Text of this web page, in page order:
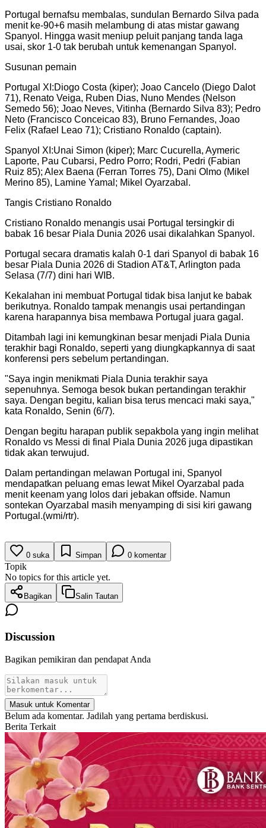
Portugal bernafsu membalas, sundulan Bernardo Silva pada
menit ke-90+6 masih melambung di atas mistar gawang
Spanyol. Hingga wasit meniup peluit panjang tanda laga
usai, skor 1-0 tak berubah untuk kemenangan Spanyol.
Susunan pemain
Portugal XI:Diogo Costa (kiper); Joao Cancelo (Diego Dalot
71), Renato Veiga, Ruben Dias, Nuno Mendes (Nelson
Semedo 56); Joao Neves, Vitinha (Bernardo Silva 83); Pedro
Neto (Francisco Conceicao 83), Bruno Fernandes, Joao
Felix (Rafael Leao 71); Cristiano Ronaldo (captain).
Spanyol XI:Unai Simon (kiper); Marc Cucurella, Aymeric
Laporte, Pau Cubarsi, Pedro Porro; Rodri, Pedri (Fabian
Ruiz 85); Alex Baena (Ferran Torres 75), Dani Olmo (Mikel
Merino 85), Lamine Yamal; Mikel Oyarzabal.
Tangis Cristiano Ronaldo
Cristiano Ronaldo menangis usai Portugal tersingkir di
babak 16 besar Piala Dunia 2026 usai dikalahkan Spanyol.
Portugal secara dramatis kalah 0-1 dari Spanyol di babak 16
besar Piala Dunia 2026 di Stadion AT&T, Arlington pada
Selasa (7/7) dini hari WIB.
Kekalahan ini membuat Portugal tidak bisa lanjut ke babak
berikutnya. Ronaldo tampak menangis usai pertandingan
karena harapannya bisa membawa Portugal juara gagal.
Ditambah lagi ini kemungkinan besar menjadi Piala Dunia
terakhir bagi Ronaldo, seperti yang diungkapkannya di saat
konferensi pers sebelum pertandingan.
"Saya ingin menikmati Piala Dunia terakhir saya
sepenuhnya. Semoga besok bukan pertandingan terakhir
saya. Dengan begitu, kalian bisa terus mencaci maki saya,"
kata Ronaldo, Senin (6/7).
Dengan begitu harapan publik sepakbola yang ingin melihat
Ronaldo vs Messi di final Piala Dunia 2026 juga dipastikan
tidak akan terwujud.
Dalam pertandingan melawan Portugal ini, Spanyol
mendapatkan peluang emas lewat Mikel Oyarzabal pada
menit keenam yang lolos dari jebakan offside. Namun
sontekan Oyarzabal masih menyamping di sisi kiri gawang
Portugal.(wmi/rtr).
0 suka Simpan 0 komentar
Topik
No topics for this article yet.
Bagikan Salin Tautan
Discussion
Bagikan pemikiran dan pendapat Anda
Masuk untuk Komentar
Belum ada komentar. Jadilah yang pertama berdiskusi.
Berita Terkait